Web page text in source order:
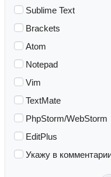
Sublime Text
Brackets
Atom
Notepad
Vim
TextMate
PhpStorm/WebStorm
EditPlus
Укажу в